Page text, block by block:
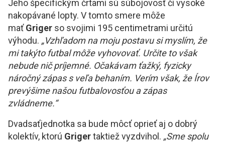
Jeho špecifickým črtami sú súbojovosť či vysoké
nakopávané lopty. V tomto smere môže
maťGriger so svojimi 195 centimetrami určitú
výhodu. „Vzhľadom na moju postavu si myslím, že
mi takýto futbal môže vyhovovať. Určite to však
nebude nič príjemné. Očakávam ťažký, fyzicky
náročný zápas s veľa behaním. Verím však, že Írov
prevýšime našou futbalovosťou a zápas
zvládneme.“
Dvadsaťjednotka sa bude môcť oprieť aj o dobrý
kolektív, ktorú Grigertaktiež vyzdvihol. „Sme spolu